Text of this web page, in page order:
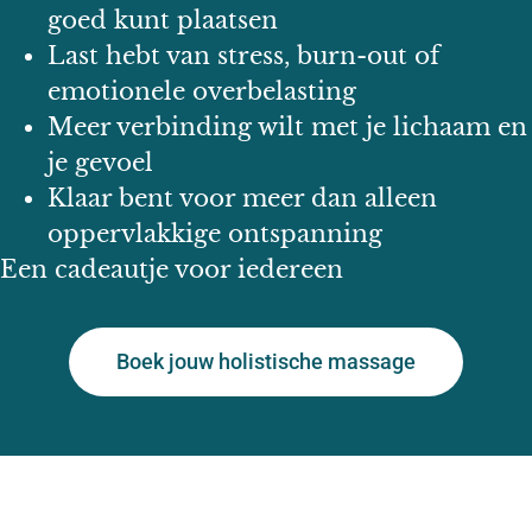
goed kunt plaatsen
Last hebt van stress, burn-out of
emotionele overbelasting
Meer verbinding wilt met je lichaam en
je gevoel
Klaar bent voor meer dan alleen
oppervlakkige ontspanning
Een cadeautje voor iedereen
Boek jouw holistische massage